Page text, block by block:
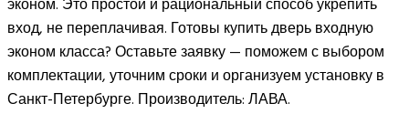
вход, не переплачивая. Готовы купить дверь входную
эконом класса? Оставьте заявку — поможем с выбором
комплектации, уточним сроки и организуем установку в
Санкт-Петербурге. Производитель: ЛАВА.